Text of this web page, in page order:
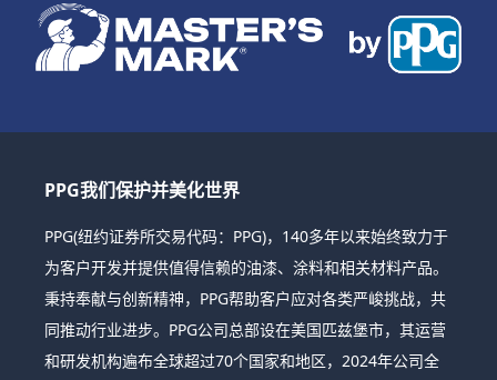
PPG我们保护并美化世界
PPG(纽约证券所交易代码：PPG)，140多年以来始终致力于
为客户开发并提供值得信赖的油漆、涂料和相关材料产品。
秉持奉献与创新精神，PPG帮助客户应对各类严峻挑战，共
同推动行业进步。PPG公司总部设在美国匹兹堡市，其运营
和研发机构遍布全球超过70个国家和地区，2024年公司全